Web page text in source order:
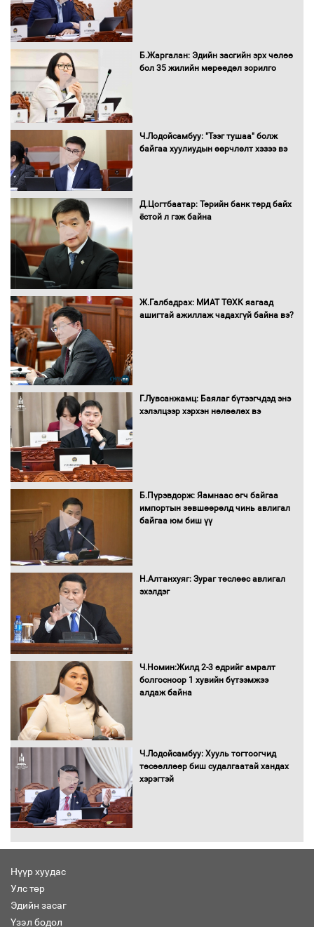
Нөөцийн махны худалдаа,
борлуулалтыг нээлттэй ил тод
Монгол Улс “COP17”-д “Тал хээрийн
төлөвлөгөө”-гөө танилцуулна
16 төрлийн эмийг нэг эх үүсвэрээс
Бүх шатанд хэмнэлтийн горимд
шилжиж, найр наадам, зөвлөгөөн,
орчныг бүрдүүллээ
баримт
Б.Жаргалан: Эдийн засгийн эрх чөлөө
бол 35 жилийн мөрөөдөл зорилго
Ч.Лодойсамбуу: "Тээг тушаа" болж
байгаа хуулиудын өөрчлөлт хэзээ вэ
Д.Цогтбаатар: Төрийн банк төрд байх
ёстой л гэж байна
Ж.Галбадрах: МИАТ ТӨХК яагаад
ашигтай ажиллаж чадахгүй байна вэ?
Г.Лувсанжамц: Баялаг бүтээгчдэд энэ
хэлэлцээр хэрхэн нөлөөлөх вэ
Б.Пүрэвдорж: Яамнаас өгч байгаа
импортын зөвшөөрөлд чинь авлигал
байгаа юм биш үү
Н.Алтанхуяг: Зураг төслөөс авлигал
эхэлдэг
Ч.Номин:Жилд 2-3 өдрийг амралт
болгосноор 1 хувийн бүтээмжээ
алдаж байна
Ч.Лодойсамбуу: Хууль тогтоогчид
төсөөллөөр биш судалгаатай хандах
хэрэгтэй
Нүүр хуудас
Улс төр
Эдийн засаг
Үзэл бодол